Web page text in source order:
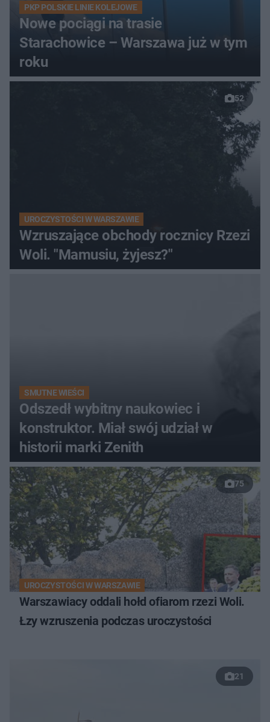
PKP POLSKIE LINIE KOLEJOWE
Nowe pociągi na trasie
Starachowice – Warszawa już w tym
roku
52
UROCZYSTOŚCI W WARSZAWIE
Wzruszające obchody rocznicy Rzezi
Woli. "Mamusiu, żyjesz?"
SMUTNE WIEŚCI
Odszedł wybitny naukowiec i
konstruktor. Miał swój udział w
historii marki Zenith
75
UROCZYSTOŚCI W WARSZAWIE
Warszawiacy oddali hołd ofiarom rzezi Woli.
Łzy wzruszenia podczas uroczystości
21